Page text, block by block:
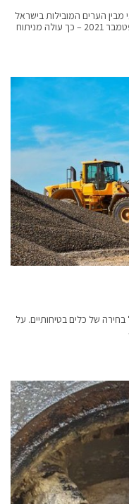
מבין הערים המובילות בישראל
מניתוח
של כלים בטיחותיים. על